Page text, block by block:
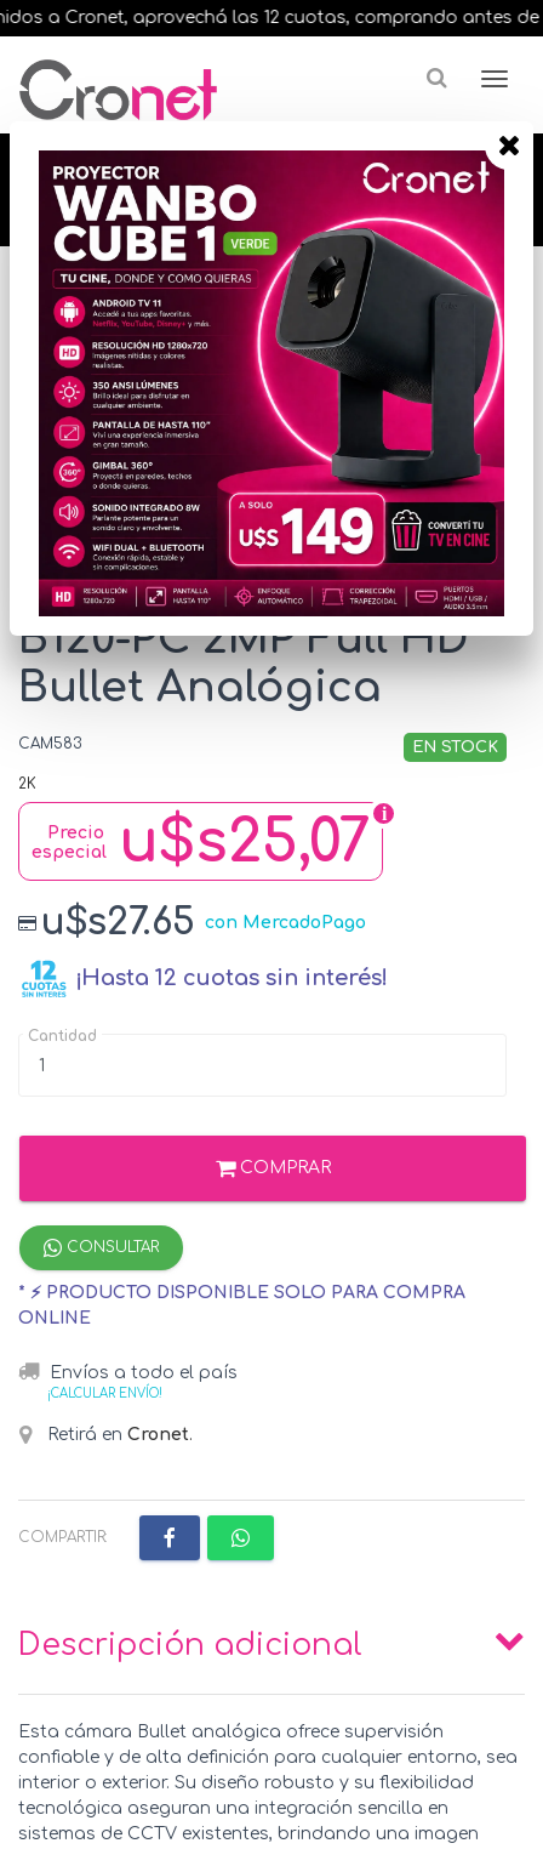
a Cronet, aprovechá las 12 cuotas, comprando antes de
🔥🔥🔥 12 cuotas, en todos nuestros artículos,
comprando antes de las 13 hrs. envíos en el
día 🔥🔥🔥
Inicio VIGILANCIA CCTV
* Las imágenes se exhiben con fines ilustrativos.
Cámara HiLook THC-
B120-PC 2MP Full HD
Bullet Analógica
CAM583 EN STOCK
2K
u$s25,07
Precio
especial
u$s27.65 con MercadoPago
¡Hasta 12 cuotas sin interés!
Cantidad
COMPRAR
CONSULTAR
* ⚡ PRODUCTO DISPONIBLE SOLO PARA COMPRA
ONLINE
Envíos a todo el país
¡CALCULAR ENVÍO!
Retirá en Cronet.
COMPARTIR:
Descripción adicional
Esta cámara Bullet analógica ofrece supervisión
confiable y de alta definición para cualquier entorno, sea
interior o exterior. Su diseño robusto y su flexibilidad
tecnológica aseguran una integración sencilla en
sistemas de CCTV existentes, brindando una imagen